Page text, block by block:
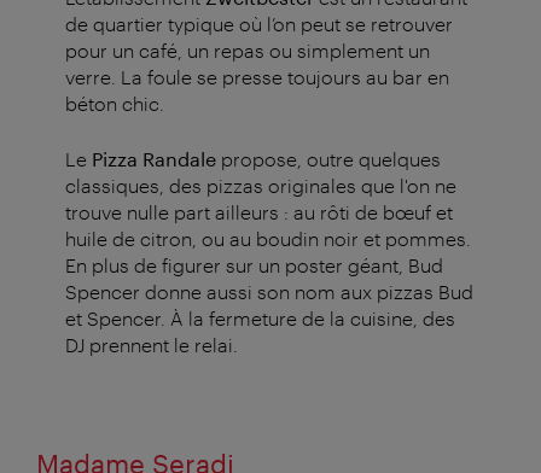
de quartier typique où l’on peut se retrouver
pour un café, un repas ou simplement un
verre. La foule se presse toujours au bar en
béton chic.
Le Pizza Randale propose, outre quelques
classiques, des pizzas originales que l'on ne
trouve nulle part ailleurs : au rôti de bœuf et
huile de citron, ou au boudin noir et pommes.
En plus de figurer sur un poster géant, Bud
Spencer donne aussi son nom aux pizzas Bud
et Spencer. À la fermeture de la cuisine, des
DJ prennent le relai.
Madame Seradj